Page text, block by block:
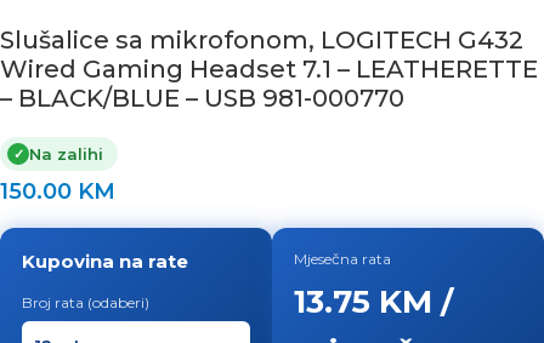
Slušalice sa mikrofonom, LOGITECH G432
Wired Gaming Headset 7.1 – LEATHERETTE
– BLACK/BLUE – USB 981-000770
✓ Na zalihi
150.00 KM
Kupovina na rate
Broj rata (odaberi)
Mjesečna rata
13.75 KM /